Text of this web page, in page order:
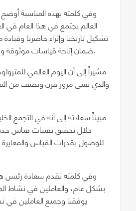
وفي كلمته بهذه المناسبة
العالم يجتمع في هذا العام في
تشكيل تاريخنا وإثراء حاضرنا
ضمان إتاحة قياسات موثوقة وقابلة للتتبع للجميع، مما يُسهم في تعزيز المساواة والتنمية المستدامة في جميع أنحاء العالم.
والذي يعني مرور قرن ونصف من
مبيناً سعادته إلى أنه في التجمع
خلال تحقيق تقنيات قياس
وفي كلمته تقدم سعادة رئيس
بشكل عام، والعاملين في نشاط
يوفقنا وجميع العاملين